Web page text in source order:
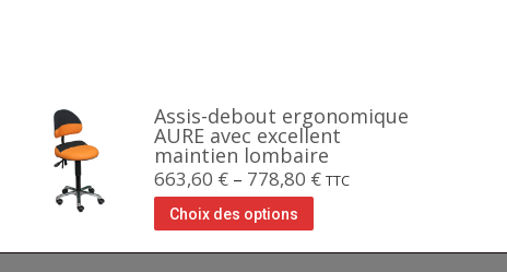
Assis-debout ergonomique
AURE avec excellent
maintien lombaire
663,60 €– 778,80 € TTC
Choix des options